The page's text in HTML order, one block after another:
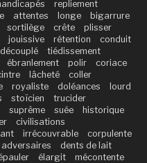
repliement
attentes longe
bigarrure
sortilège crête
plisser
jouissive rétention
conduit
découplé
tiédissement
ébranlement polir
coriace
lâcheté
coller
royaliste doléances
lourd
stoïcien
trucider
suprême suée
historique
civilisations
irrécouvrable
corpulente
adversaires
dents de lait
élargit mécontente